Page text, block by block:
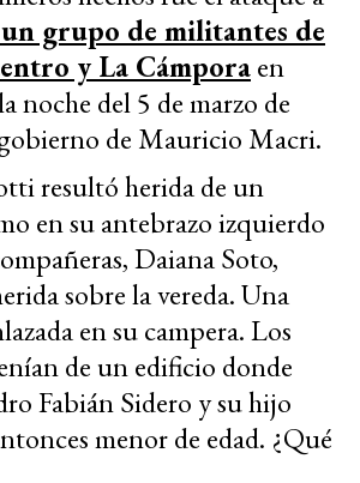
grupo de militantes de
y La Cámporaen
noche del 5 de marzo de
de Mauricio Macri.
resultó herida de un
en su antebrazo izquierdo
Daiana Soto,
sobre la vereda. Una
en su campera. Los
de un edificio donde
Fabián Sidero y su hijo
menor de edad. ¿Qué